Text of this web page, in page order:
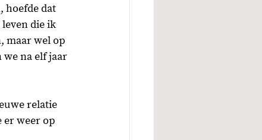
hoefde dat
die ik
maar wel op
na elf jaar
relatie
er weer op